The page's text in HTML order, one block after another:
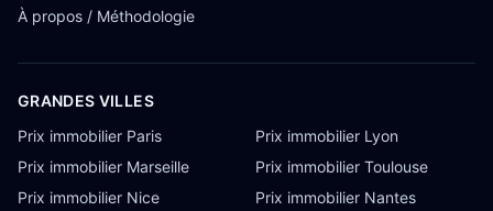
À propos / Méthodologie
GRANDES VILLES
Prix immobilier Paris
Prix immobilier Lyon
Prix immobilier Marseille
Prix immobilier Toulouse
Prix immobilier Nice
Prix immobilier Nantes